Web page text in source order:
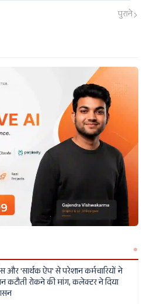
पुराने
'सार्थक ऐप' से परेशान कर्मचारियों ने
कटौती रोकने की मांग, कलेक्टर ने दिया